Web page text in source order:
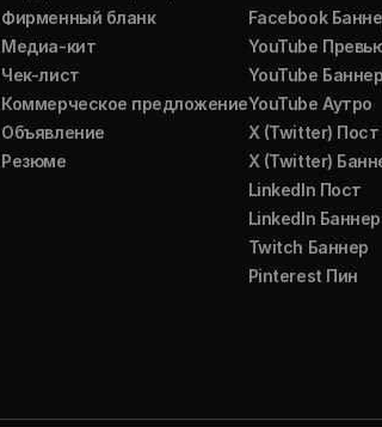
Фирменный бланк
Медиа-кит
Чек-лист
Коммерческое предложение
Объявление
Резюме
Facebook
YouTube
YouTube Баннер
YouTube Аутро
X (Twitter) Пост
X (Twitter)
LinkedIn Пост
LinkedIn Баннер
Twitch Баннер
Pinterest Пин